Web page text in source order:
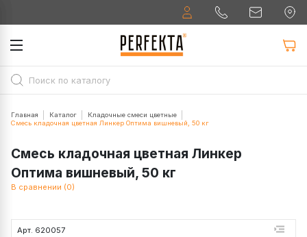
Главная Каталог
Кладочные смеси цветные
Смесь кладочная цветная Линкер Оптима вишневый, 50 кг
Смесь кладочная цветная Линкер
Оптима вишневый, 50 кг
В сравнении (0)
Арт. 620057